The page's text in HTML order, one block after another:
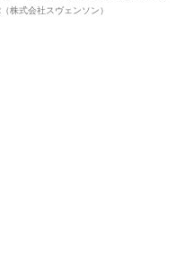
”や“ベタつき”を解消す
株式会社スヴェンソン）